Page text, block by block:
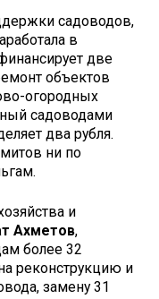
садоводов,
в
две
объектов
огородных
садоводами
два рубля.
ни по
и
Ахметов,
более 32
реконструкцию и
замену 31